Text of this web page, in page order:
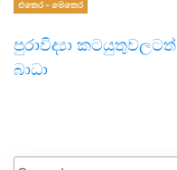
එතෙර - මෙතෙර
පුරාවිද්‍යා කටයුතුවලටත්
බාධා